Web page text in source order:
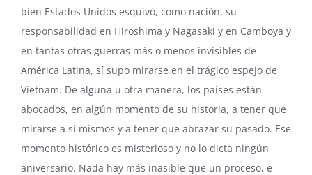
bien Estados Unidos esquivó, como nación, su
responsabilidad en Hiroshima y Nagasaki y en Camboya y
en tantas otras guerras más o menos invisibles de
América Latina, sí supo mirarse en el trágico espejo de
Vietnam. De alguna u otra manera, los países están
abocados, en algún momento de su historia, a tener que
mirarse a sí mismos y a tener que abrazar su pasado. Ese
momento histórico es misterioso y no lo dicta ningún
aniversario. Nada hay más inasible que un proceso, e